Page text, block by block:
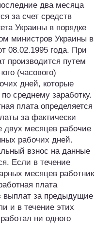
два месяца
за счет средств
Украины в порядке
министров Украины в
08.02.1995 года. При
производится путем
(часового)
дней, которые
среднему заработку.
плата определяется
за фактически
двух месяцев рабочие
рабочих дней.
взнос на данные
Если в течение
месяцев работник
плата
выплат за предыдущие
и в течение этих
ни одного